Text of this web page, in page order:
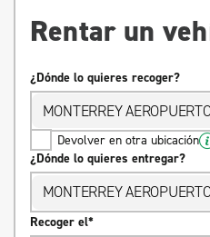
Rentar un
¿Dónde lo quieres recoger?
MONTERREY
Devolver en otra ubicación
¿Dónde lo quieres entregar?
MONTERREY
Recoger el*